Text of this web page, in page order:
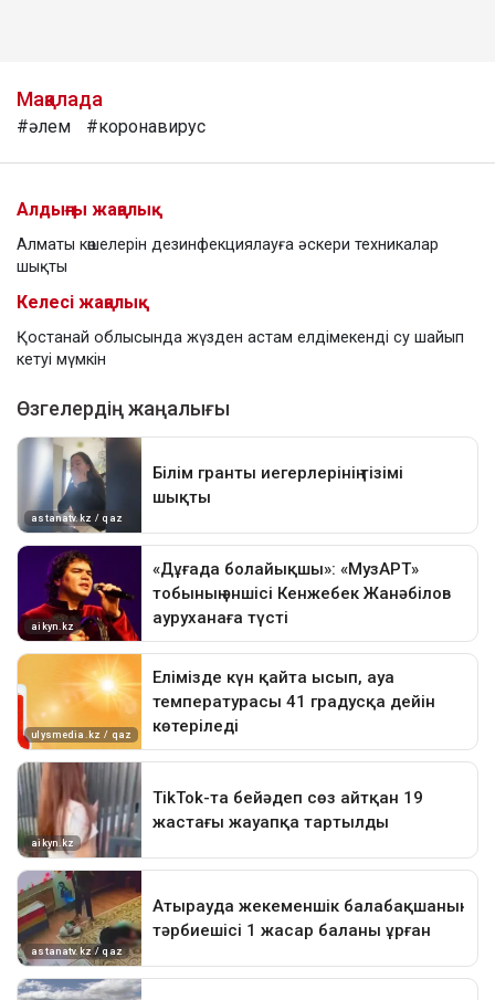
Мақалада
#әлем #коронавирус
Алдыңғы жаңалық
Алматы көшелерін дезинфекциялауға әскери техникалар
шықты
Келесі жаңалық
Қостанай облысында жүзден астам елдімекенді су шайып
кетуі мүмкін